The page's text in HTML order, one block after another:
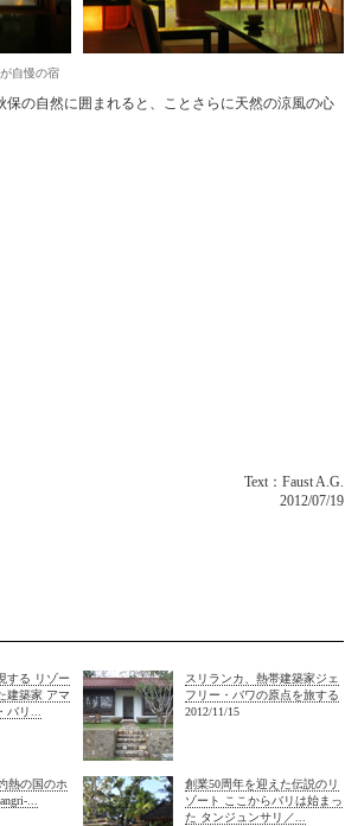
自慢の宿
の自然に囲まれると、ことさらに天然の涼風の心
Text：Faust A.G.
2012/07/19
する リゾー
建築家 アマ
バリ...
スリランカ、熱帯建築家ジェ
フリー・バワの原点を旅する
2012/11/15
熱の国のホ
...
創業50周年を迎えた伝説のリ
ゾート ここからバリは始まっ
た タンジュンサリ／...